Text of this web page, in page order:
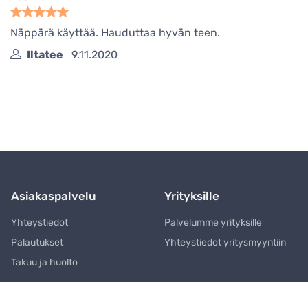
Näppärä käyttää. Hauduttaa hyvän teen.
Iltatee
9.11.2020
Asiakaspalvelu
Yhteystiedot
Palautukset
Takuu ja huolto
Yrityksille
Palvelumme yrityksille
Yhteystiedot yritysmyyntiin